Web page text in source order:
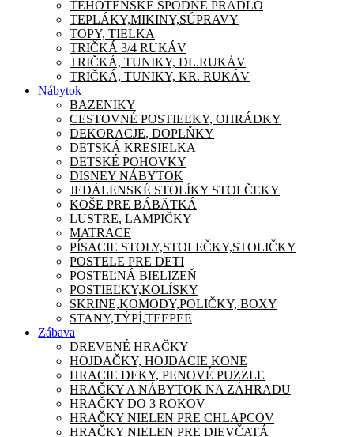
TEHOTENSKÉ SPODNÉ PRÁDLO
TEPLÁKY,MIKINY,SÚPRAVY
TOPY, TIELKA
TRIČKÁ 3/4 RUKÁV
TRIČKÁ, TUNIKY, DL.RUKÁV
TRIČKÁ, TUNIKY, KR. RUKÁV
Nábytok
BAZENIKY
CESTOVNÉ POSTIEĽKY, OHRÁDKY
DEKORACJE, DOPLŇKY
DETSKÁ KRESIELKA
DETSKÉ POHOVKY
DISNEY NÁBYTOK
JEDÁLENSKÉ STOLÍKY STOLČEKY
KOŠE PRE BÁBÄTKÁ
LUSTRE, LAMPIČKY
MATRACE
PÍSACIE STOLY,STOLEČKY,STOLIČKY
POSTELE PRE DETI
POSTEĽNÁ BIELIZEŇ
POSTIEĽKY,KOLÍSKY
SKRINE,KOMODY,POLIČKY, BOXY
STANY,TÝPÍ,TEEPEE
Zábava
DREVENÉ HRAČKY
HOJDAČKY, HOJDACIE KONE
HRACIE DEKY, PENOVÉ PUZZLE
HRAČKY A NÁBYTOK NA ZÁHRADU
HRAČKY DO 3 ROKOV
HRAČKY NIELEN PRE CHLAPCOV
HRAČKY NIELEN PRE DIEVČATÁ